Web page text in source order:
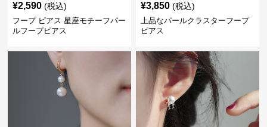
¥2,590 (税込)
フープ ピアス 星座モチーフパー
ルフープピアス
¥3,850 (税込)
上品なパールクラスターフープ
ピアス